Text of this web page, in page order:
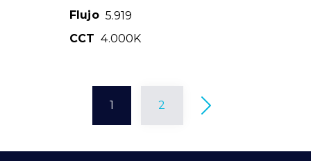
Flujo 5.919
CCT 4.000K
1 2